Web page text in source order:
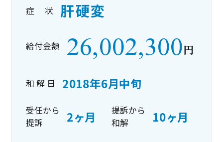
症 状 肝硬変
給付金額 26,002,300円
和 解 日 2018年6月中旬
受任から
提訴
2ヶ月
提訴から
和解
10ヶ月